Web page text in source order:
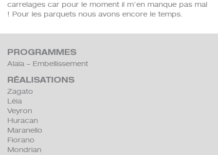
carrelages car pour le moment il m’en manque pas mal
! Pour les parquets nous avons encore le temps.
PROGRAMMES
Alaïa – Embellissement
RÉALISATIONS
Zagato
Léia
Veyron
Huracan
Maranello
Fiorano
Mondrian